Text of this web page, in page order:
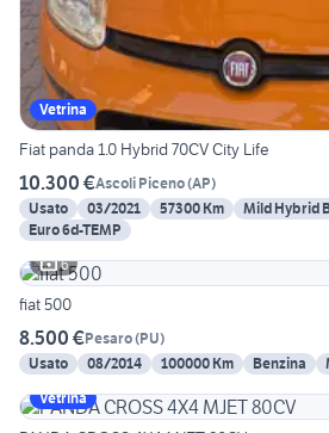
Vetrina
Fiat panda 1.0 Hybrid 70CV City Life
10.300 €Ascoli Piceno(AP)
Usato
03/2021 57300 Km Mild Hybrid
Euro 6d-TEMP
6
fiat 500
8.500 €Pesaro(PU)
Usato
08/2014 100000 Km Benzina
Vetrina